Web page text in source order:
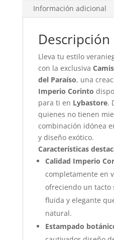
Información adicional
Descripción
Lleva tu estilo
con la exclusiva
del Paraíso, una
Imperio Corinto
para ti en Lybastore.
quienes no tienen
combinación idónea
y diseño exótico.
Características
Calidad Imperio
completamente en
ofreciendo un tacto
fluida y elegante
natural.
Estampado